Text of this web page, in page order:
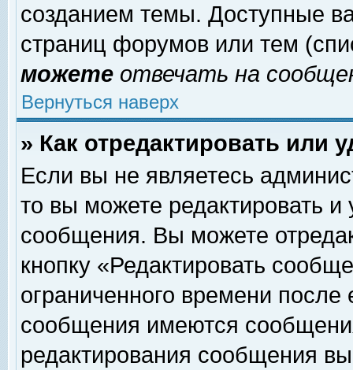
созданием темы. Доступные
страниц форумов или тем
можете отвечать на
Вернуться наверх
» Как отредактировать или
Если вы не являетесь
то вы можете редактировать и
сообщения. Вы можете
кнопку «Редактировать
ограниченного времени
сообщения имеются
редактирования сообщения